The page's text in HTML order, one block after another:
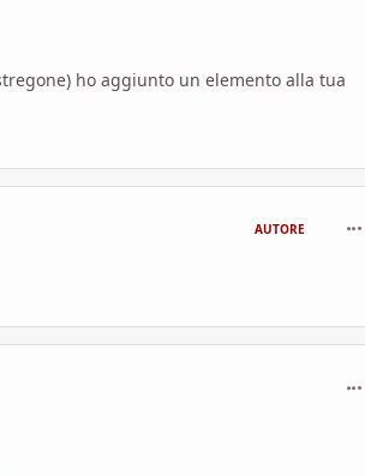
ho aggiunto un elemento alla tua
AUTORE